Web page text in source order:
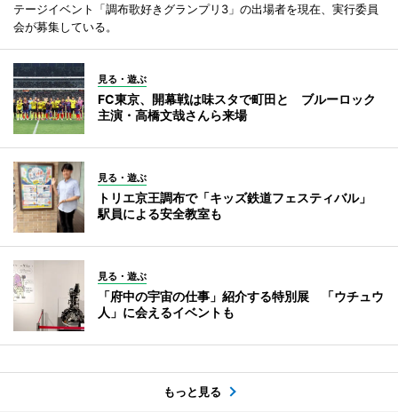
テージイベント「調布歌好きグランプリ3」の出場者を現在、実行委員
会が募集している。
見る・遊ぶ
FC東京、開幕戦は味スタで町田と ブルーロック
主演・高橋文哉さんら来場
見る・遊ぶ
トリエ京王調布で「キッズ鉄道フェスティバル」
駅員による安全教室も
見る・遊ぶ
「府中の宇宙の仕事」紹介する特別展 「ウチュウ
人」に会えるイベントも
もっと見る